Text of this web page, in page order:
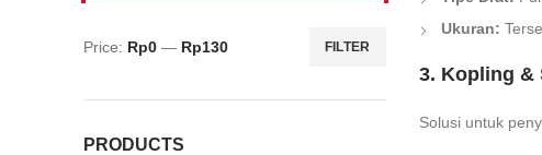
FILTER
Price: Rp0 — Rp130
PRODUCTS
Ukuran:
3. Kopling &
Solusi untuk